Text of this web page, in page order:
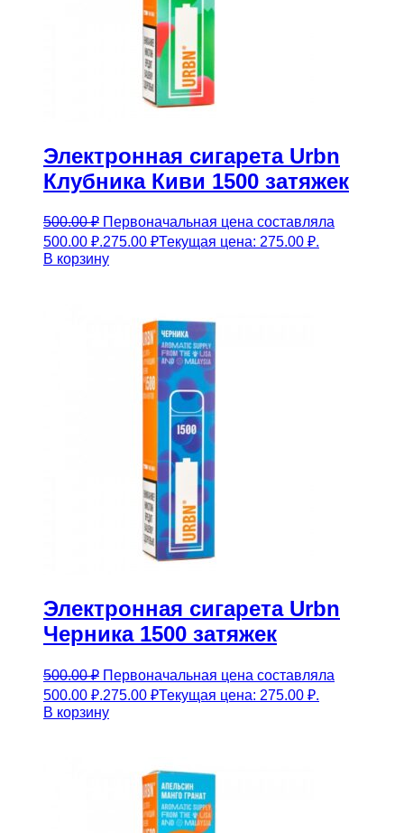
Электронная сигарета Urbn
Клубника Киви 1500 затяжек
500.00₽ Первоначальная цена составляла
500.00 ₽.275.00 ₽Текущая цена: 275.00 ₽.
В корзину
Электронная сигарета Urbn
Черника 1500 затяжек
500.00₽ Первоначальная цена составляла
500.00 ₽.275.00 ₽Текущая цена: 275.00 ₽.
В корзину